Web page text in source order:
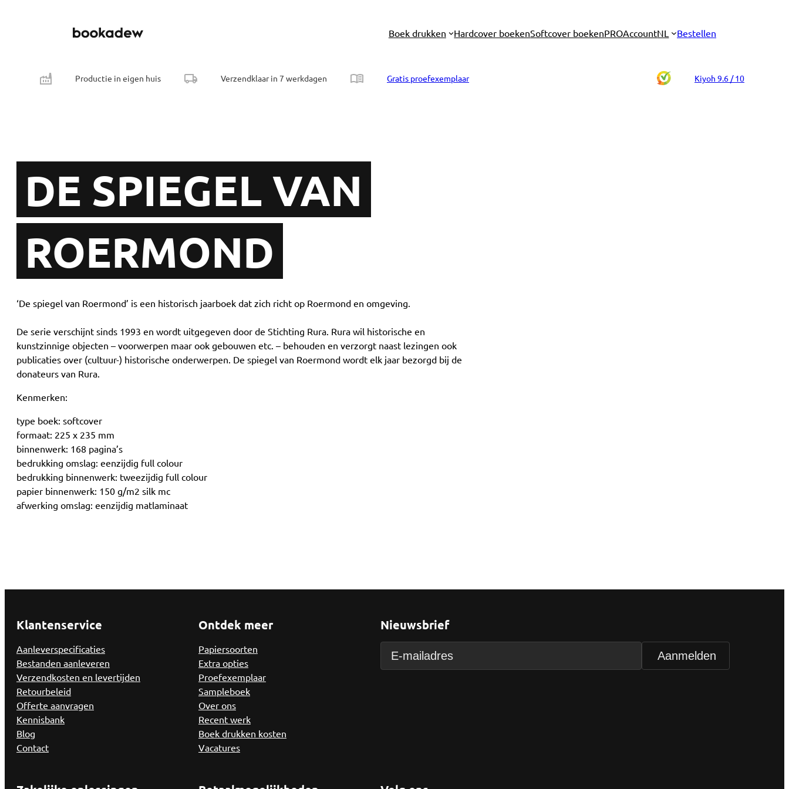
Boek drukken Hardcover boekenSoftcover boekenPROAccountNL Bestellen
Productie in eigen huis Verzendklaar in 7 werkdagen Gratis proefexemplaar Kiyoh 9.6 / 10
DE SPIEGEL VAN
ROERMOND
‘De spiegel van Roermond’ is een historisch jaarboek dat zich richt op Roermond en omgeving.
De serie verschijnt sinds 1993 en wordt uitgegeven door de Stichting Rura. Rura wil historische en
kunstzinnige objecten – voorwerpen maar ook gebouwen etc. – behouden en verzorgt naast lezingen ook
publicaties over (cultuur-) historische onderwerpen. De spiegel van Roermond wordt elk jaar bezorgd bij de
donateurs van Rura.
Kenmerken:
type boek: softcover
formaat: 225 x 235 mm
binnenwerk: 168 pagina’s
bedrukking omslag: eenzijdig full colour
bedrukking binnenwerk: tweezijdig full colour
papier binnenwerk: 150 g/m2 silk mc
afwerking omslag: eenzijdig matlaminaat
Klantenservice
Aanleverspecificaties
Bestanden aanleveren
Verzendkosten en levertijden
Retourbeleid
Offerte aanvragen
Kennisbank
Blog
Contact
Ontdek meer
Papiersoorten
Extra opties
Proefexemplaar
Sampleboek
Over ons
Recent werk
Boek drukken kosten
Vacatures
Nieuwsbrief